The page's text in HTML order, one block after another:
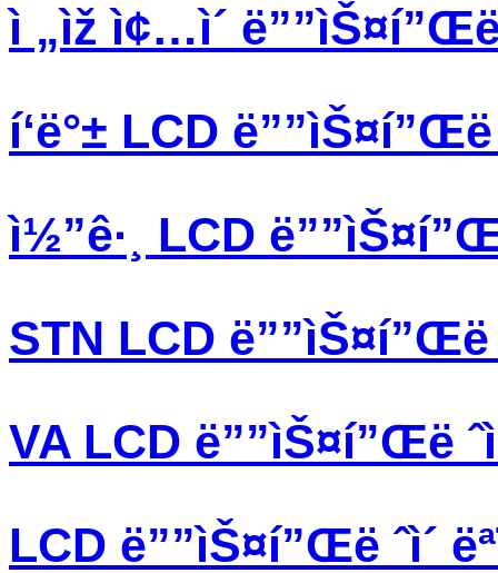
ì „ìž ì¢…ì´ ë””ìŠ¤í”Œë
í‘ë°± LCD ë””ìŠ¤í”Œë
ì½”ê·¸ LCD
STN LCD ë””ìŠ¤í”Œë
VA LCD ë””ìŠ¤í”Œë
LCD ë””ìŠ¤í”Œë ˆì´